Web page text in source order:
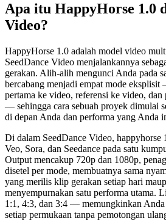
Apa itu HappyHorse 1.0
Video?
HappyHorse 1.0 adalah model video
SeedDance Video menjalankannya
gerakan. Alih-alih mengunci Anda pada
bercabang menjadi empat mode
pertama ke video, referensi ke video,
— sehingga cara sebuah proyek dimulai
di depan Anda dan performa yang Anda
Di dalam SeedDance Video, happyhorse
Veo, Sora, dan Seedance pada satu
Output mencakup 720p dan 1080p,
disetel per mode, membuatnya sama
yang merilis klip gerakan setiap hari
menyempurnakan satu performa utama.
1:1, 4:3, dan 3:4 — memungkinkan Anda
setiap permukaan tanpa pemotongan